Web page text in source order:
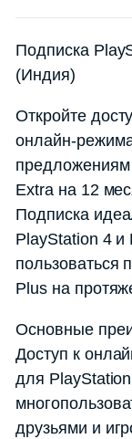
Подписка
(Индия)
Откройте
онлайн-
предложениям
Extra на 12
Подписка
PlayStation 4 и
пользоваться
Plus на
Основные
Доступ к
для
друзьями и